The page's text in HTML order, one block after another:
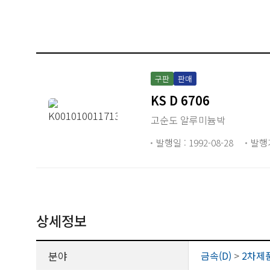
구판 판매
KS D 6706
고순도 알루미늄박
발행일 : 1992-08-28 발
상세정보
분야 금속(D) > 2차제